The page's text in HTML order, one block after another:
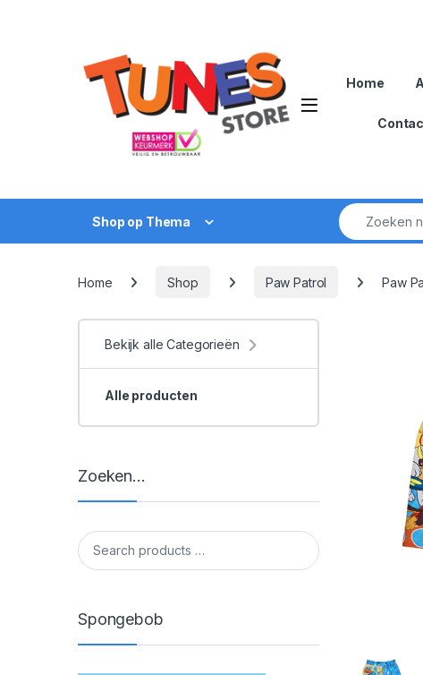
Open
Home
Shop op Thema
Zoek naar:
Home Shop Paw Patrol Paw
Bekijk alle Categorieën
Alle producten
Zoeken…
Spongebob